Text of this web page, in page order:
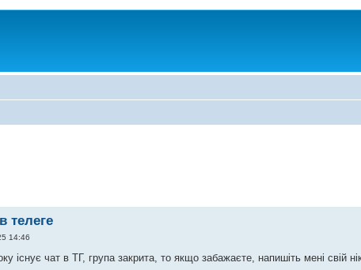
телеге
14:46
існує чат в ТГ, група закрита, то якщо забажаєте, напишіть мені свій